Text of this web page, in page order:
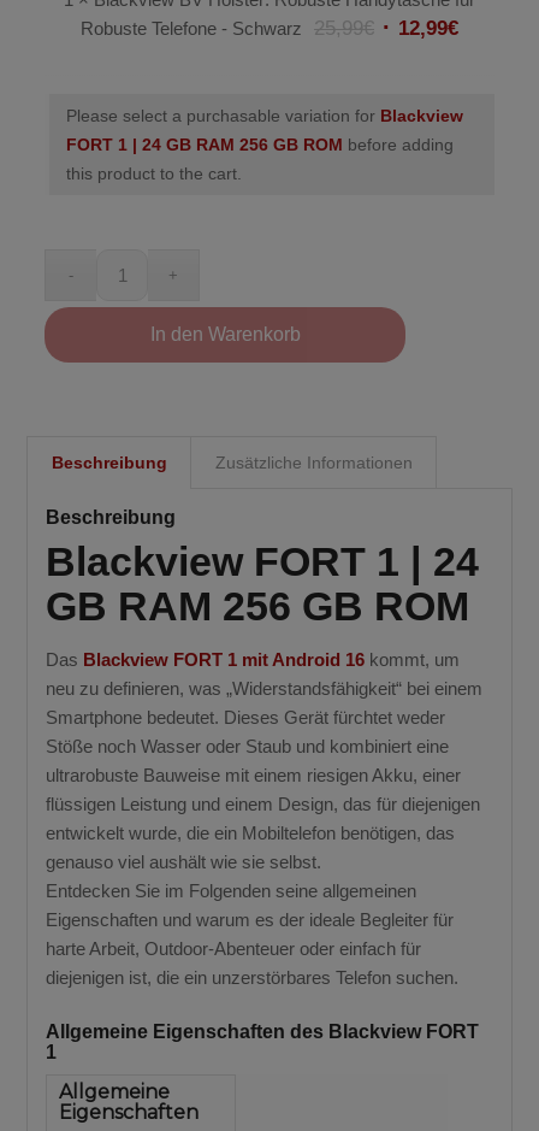
Schwarz
Robuste Telefone - Schwarz
25,99€ 12,99€
Please select a purchasable variation for Blackview
FORT 1 | 24 GB RAM 256 GB ROM before adding
this product to the cart.
In den Warenkorb
Beschreibung Zusätzliche Informationen
Beschreibung
Blackview FORT 1 | 24
GB RAM 256 GB ROM
Das Blackview FORT 1 mit Android 16 kommt, um
neu zu definieren, was „Widerstandsfähigkeit“ bei einem
Smartphone bedeutet. Dieses Gerät fürchtet weder
Stöße noch Wasser oder Staub und kombiniert eine
ultrarobuste Bauweise mit einem riesigen Akku, einer
flüssigen Leistung und einem Design, das für diejenigen
entwickelt wurde, die ein Mobiltelefon benötigen, das
genauso viel aushält wie sie selbst.
Entdecken Sie im Folgenden seine allgemeinen
Eigenschaften und warum es der ideale Begleiter für
harte Arbeit, Outdoor-Abenteuer oder einfach für
diejenigen ist, die ein unzerstörbares Telefon suchen.
Allgemeine Eigenschaften des Blackview FORT
1
Allgemeine
Eigenschaften